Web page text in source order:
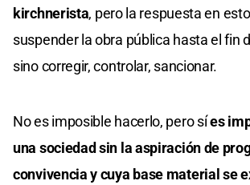
kirchnerista, pero la respuesta en
suspender la obra pública hasta el fin
sino corregir, controlar, sancionar.
No es imposible hacerlo, pero síes
una sociedad sin la aspiración de
convivencia y cuya base material se